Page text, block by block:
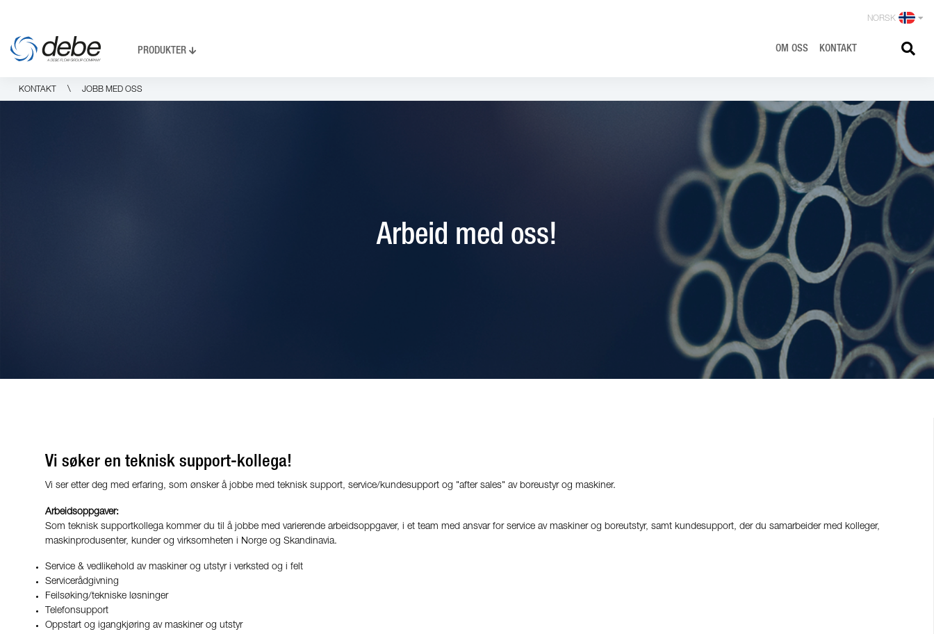
NORSK
PRODUKTER OM OSS KONTAKT
KONTAKT \ JOBB MED OSS
Arbeid med oss!
Vi søker en teknisk support-kollega!
Vi ser etter deg med erfaring, som ønsker å jobbe med teknisk support, service/kundesupport og "after sales" av boreustyr og maskiner.
Arbeidsoppgaver:
Som teknisk supportkollega kommer du til å jobbe med varierende arbeidsoppgaver, i et team med ansvar for service av maskiner og boreutstyr, samt kundesupport, der du samarbeider med kolleger,
maskinprodusenter, kunder og virksomheten i Norge og Skandinavia.
Service & vedlikehold av maskiner og utstyri verksted og i felt
Servicerådgivning
Feilsøking/tekniske løsninger
Telefonsupport
Oppstart og igangkjøring av maskiner og utstyr